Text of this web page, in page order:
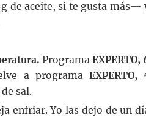
de aceite, si te gusta más—
Programa EXPERTO,
a programa EXPERTO,
sal.
enfriar. Yo las dejo de un